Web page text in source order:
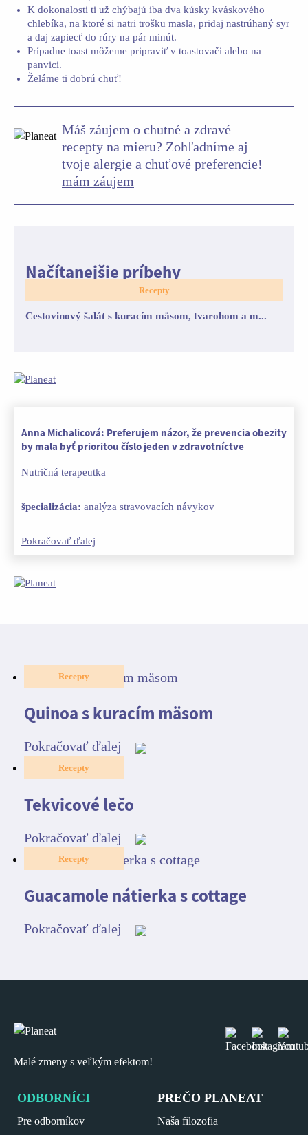
K dokonalosti ti už chýbajú iba dva kúsky kváskového
chlebíka, na ktoré si natri trošku masla, pridaj nastrúhaný syr
a daj zapiecť do rúry na pár minút.
Prípadne toast môžeme pripraviť v toastovači alebo na
panvici.
Želáme ti dobrú chuť!
Máš záujem o chutné a zdravé
recepty na mieru? Zohľadníme aj
tvoje alergie a chuťové preferencie!
mám záujem
Načítanejšie príbehy
Recepty
Cestovinový šalát s kuracím mäsom, tvarohom a m...
Anna Michalicová: Preferujem názor, že prevencia obezity
by mala byť prioritou číslo jeden v zdravotníctve
Nutričná terapeutka
špecializácia: analýza stravovacích návykov
Pokračovať ďalej
Recepty
Quinoa s kuracím mäsom
Pokračovať ďalej
Recepty
Tekvicové lečo
Pokračovať ďalej
Recepty
Guacamole nátierka s cottage
Pokračovať ďalej
Malé zmeny s veľkým efektom!
ODBORNÍCI
Pre odborníkov
PREČO PLANEAT
Naša filozofia